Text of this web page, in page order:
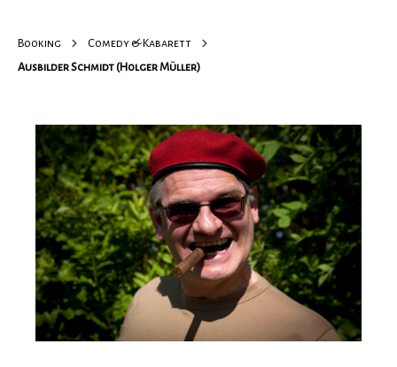
Booking
Comedy & Kabarett
Ausbilder Schmidt (Holger Müller)